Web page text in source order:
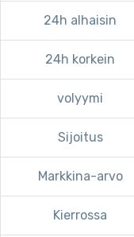
24h alhaisin
24h korkein
volyymi
Sijoitus
Markkina-arvo
Kierrossa